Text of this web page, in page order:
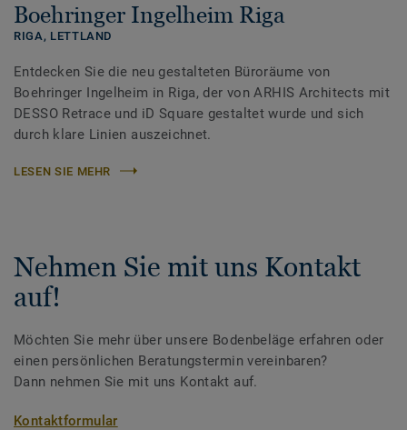
Boehringer Ingelheim Riga
RIGA, LETTLAND
Entdecken Sie die neu gestalteten Büroräume von
Boehringer Ingelheim in Riga, der von ARHIS Architects mit
DESSO Retrace und iD Square gestaltet wurde und sich
durch klare Linien auszeichnet.
LESEN SIE MEHR
Nehmen Sie mit uns Kontakt
auf!
Möchten Sie mehr über unsere Bodenbeläge erfahren oder
einen persönlichen Beratungstermin vereinbaren?
Dann nehmen Sie mit uns Kontakt auf.
Kontaktformular